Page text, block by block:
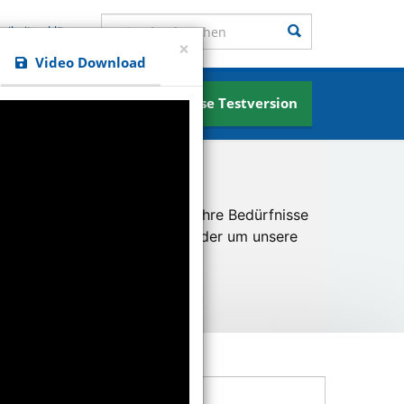
und besser an Ihre Bedürfnisse
unsere Besucher kommen oder um unsere
Kostenlose Testversion
News
Seite durchsuchen Suchen
×
Video Download